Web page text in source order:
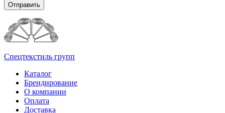
Отправить
Спецтекстиль групп
Каталог
Брендирование
О компании
Оплата
Доставка